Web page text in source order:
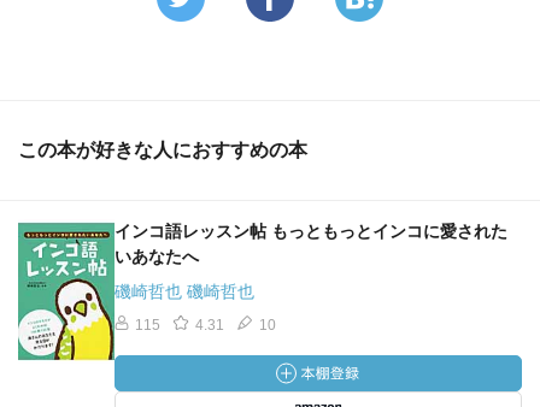
この本が好きな人におすすめの本
インコ語レッスン帖 もっともっとインコに愛された
いあなたへ
磯崎哲也 磯崎哲也
115 4.31 10